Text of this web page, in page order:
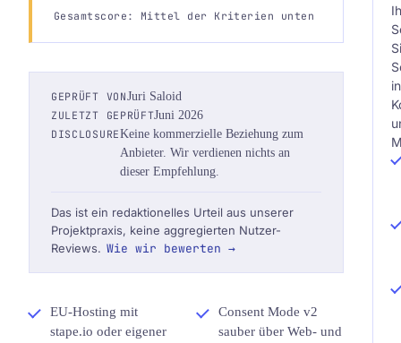
Gesamtscore: Mittel der Kriterien unten
GEPRÜFT VONJuri Saloid
ZULETZT GEPRÜFTJuni 2026
DISCLOSUREKeine kommerzielle Beziehung zum
Anbieter. Wir verdienen nichts an
dieser Empfehlung.
Das ist ein redaktionelles Urteil aus unserer
Projektpraxis, keine aggregierten Nutzer-
Reviews. Wie wir bewerten →
EU-Hosting mit
stape.io oder eigener
Consent Mode v2
sauber über Web- und